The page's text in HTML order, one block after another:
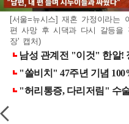
[서울=뉴시스] 재혼 가정이라는
편 사망 후 시댁과 다시 갈등을
장' 캡처)